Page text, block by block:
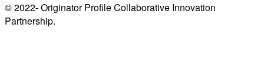
© 2022- Originator Profile Collaborative Innovation
Partnership.